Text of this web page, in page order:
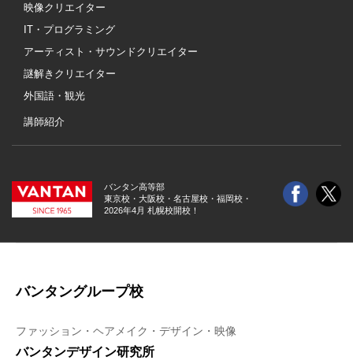
映像クリエイター
IT・プログラミング
アーティスト・サウンドクリエイター
謎解きクリエイター
外国語・観光
講師紹介
バンタン高等部
東京校・大阪校・ 名古屋校・福岡校・
2026年4月 札幌校開校！
バンタングループ校
ファッション・ヘアメイク・デザイン・映像
バンタンデザイン研究所